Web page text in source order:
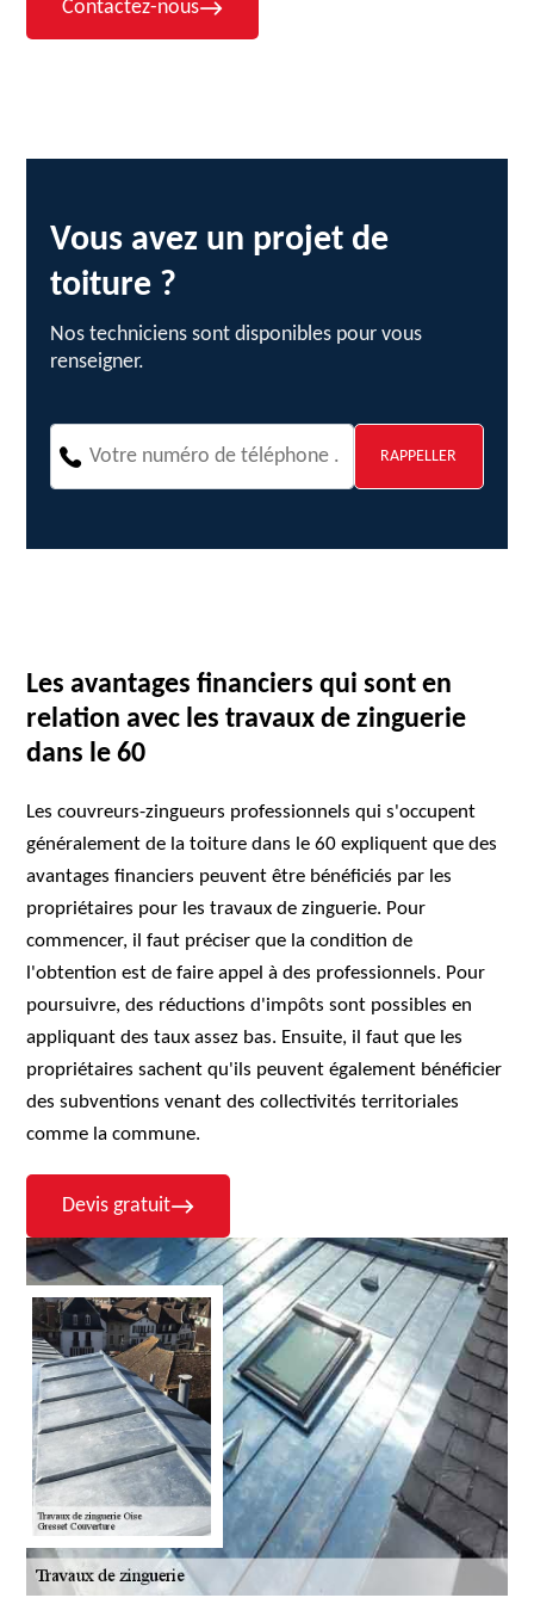
Contactez-nous
Vous avez un projet de
toiture ?
Nos techniciens sont disponibles pour vous
renseigner.
Les avantages financiers qui sont en
relation avec les travaux de zinguerie
dans le 60
Les couvreurs-zingueurs professionnels qui s'occupent
généralement de la toiture dans le 60 expliquent que des
avantages financiers peuvent être bénéficiés par les
propriétaires pour les travaux de zinguerie. Pour
commencer, il faut préciser que la condition de
l'obtention est de faire appel à des professionnels. Pour
poursuivre, des réductions d'impôts sont possibles en
appliquant des taux assez bas. Ensuite, il faut que les
propriétaires sachent qu'ils peuvent également bénéficier
des subventions venant des collectivités territoriales
comme la commune.
Devis gratuit